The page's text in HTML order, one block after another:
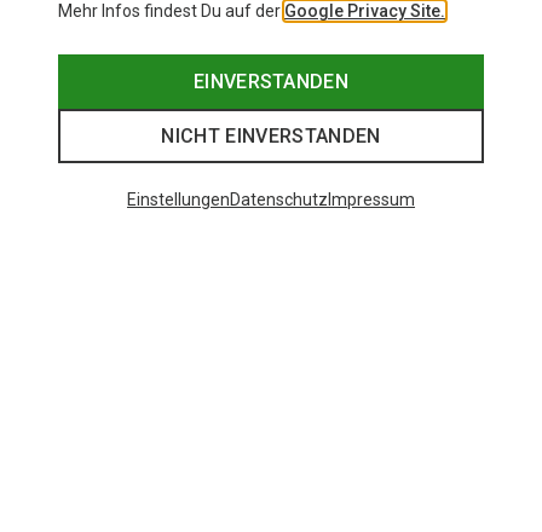
Mehr Infos findest Du auf der Google Privacy Site.
EINVERSTANDEN
NICHT EINVERSTANDEN
EinstellungenDatenschutz Impressum